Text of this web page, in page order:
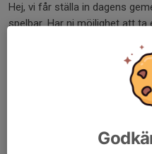
Hej, vi får ställa in dagens
spelbar. Har ni möjlighet att ta
Försäljning av